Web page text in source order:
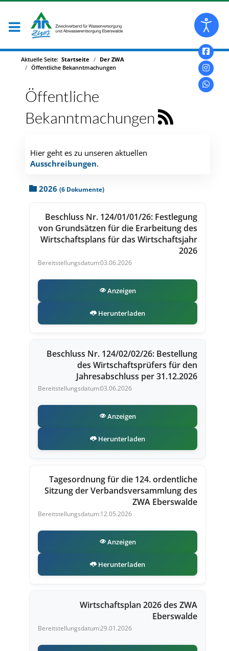
Aktuelle Seite: Startseite
Der ZWA
Öffentliche Bekanntmachungen
Öffentliche
Bekanntmachungen
Hier geht es zu unseren aktuellen
Ausschreibungen.
Category title
2026 (6 Dokumente)
Beschluss Nr. 124/01/01/26: Festlegung
von Grundsätzen für die Erarbeitung des
Wirtschaftsplans für das Wirtschaftsjahr
2026
03.06.2026
Anzeigen
Herunterladen
Beschluss Nr. 124/02/02/26: Bestellung
des Wirtschaftsprüfers für den
Jahresabschluss per 31.12.2026
03.06.2026
Anzeigen
Herunterladen
Tagesordnung für die 124. ordentliche
Sitzung der Verbandsversammlung des
ZWA Eberswalde
12.05.2026
Anzeigen
Herunterladen
Wirtschaftsplan 2026 des ZWA
Eberswalde
29.01.2026